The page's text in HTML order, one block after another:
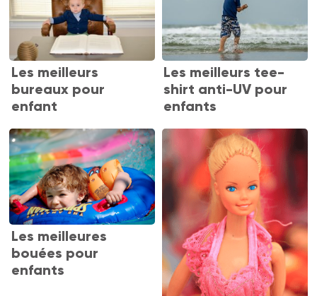
Les meilleurs
bureaux pour
enfant
Les meilleurs tee-
shirt anti-UV pour
enfants
Les meilleures
bouées pour
enfants